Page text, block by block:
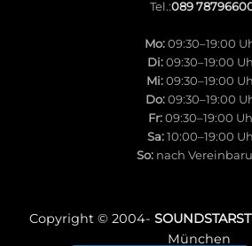
Tel.:089
Mo:09:30–19:00
Di:09:30–19:00
Mi:09:30–19:00
Do:09:30–19:00
Fr:09:30–19:00
Sa:10:00–19:00
So:nach
Copyright © 2004-
München